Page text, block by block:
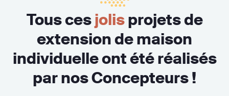
Tous cesjolisprojets de
extension de maison
individuelle ont été réalisés
par nos Concepteurs !